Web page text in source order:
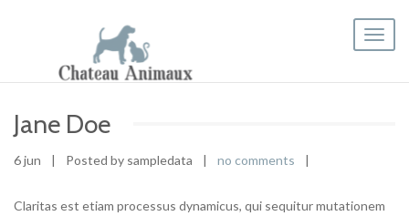
Jane Doe
6 jun | Posted by sampledata | no comments |
Claritas est etiam processus dynamicus, qui sequitur mutationem